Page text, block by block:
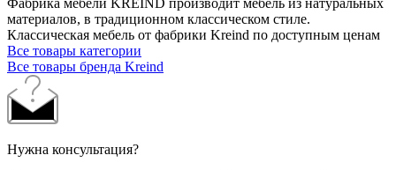
материалов, в традиционном классическом стиле.
Классическая мебель от фабрики Kreind по доступным ценам
Все товары категории
Все товары бренда Kreind
Нужна консультация?